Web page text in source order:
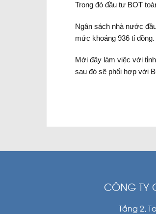
Trong đó đầu tư BOT
Ngân sách nhà nước
mức khoảng 936 tỉ đồng.
Mới đây làm việc với
sau đó sẽ phối hợp với
CÔNG TY
Tầng 2,